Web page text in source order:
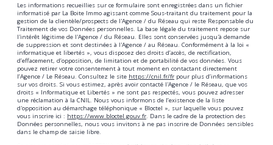
Les informations recueillies sur ce formulaire sont enregistrées dans un fichier
informatisé par La Boite Immo agissant comme Sous-traitant du traitement pour la
gestion de la clientèle/prospects de l'Agence / du Réseau qui reste Responsable du
Traitement de vos Données personnelles. La base légale du traitement repose sur
l'intérêt légitime de l'Agence / du Réseau. Elles sont conservées jusqu'à demande
de suppression et sont destinées à l'Agence / au Réseau. Conformément à la loi «
informatique et libertés », vous disposez des droits d’accès, de rectification,
d’effacement, d’opposition, de limitation et de portabilité de vos données. Vous
pouvez retirer votre consentement à tout moment en contactant directement
l’Agence / Le Réseau. Consultez le site https://cnil.fr/fr pour plus d’informations
sur vos droits. Si vous estimez, après avoir contacté l'Agence / le Réseau, que vos
droits « Informatique et Libertés » ne sont pas respectés, vous pouvez adresser
une réclamation à la CNIL. Nous vous informons de l’existence de la liste
d'opposition au démarchage téléphonique « Bloctel », sur laquelle vous pouvez
vous inscrire ici : https://www.bloctel.gouv.fr . Dans le cadre de la protection des
Données personnelles, nous vous invitons à ne pas inscrire de Données sensibles
dans le champ de saisie libre.